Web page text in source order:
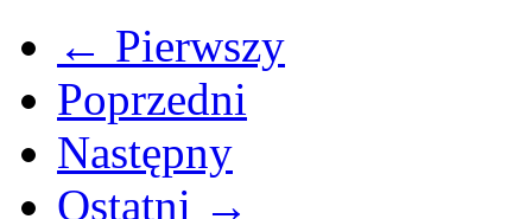
← Pierwszy
Poprzedni
Następny
Ostatni →